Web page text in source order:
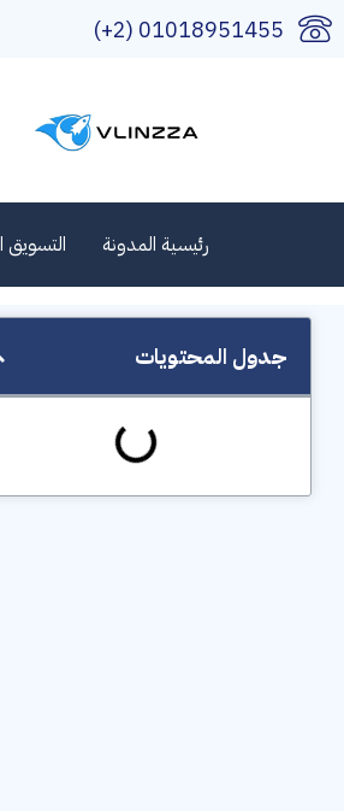
01018951455 (2+)
رئيسية المدونة التسويق
جدول المحتويات